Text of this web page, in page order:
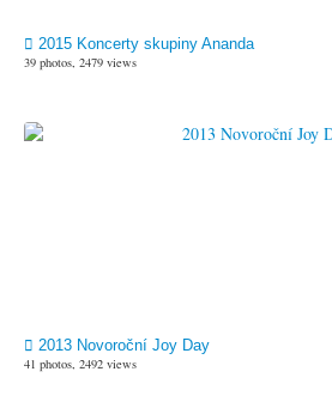
2015 Koncerty skupiny Ananda
39 photos, 2479 views
2013 Novoroční Joy Day
41 photos, 2492 views